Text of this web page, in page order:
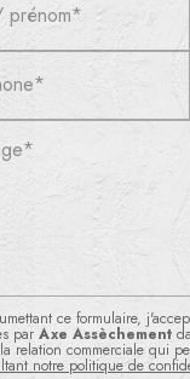
prénom*
ce formulaire,
par Axe Assèchement
relation commerciale qui
notre politique de